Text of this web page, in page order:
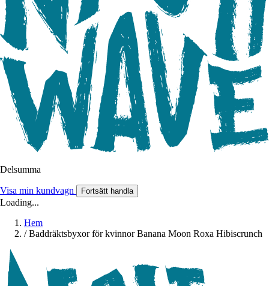
Delsumma
Visa min kundvagn Fortsätt handla
Loading...
Hem
/ Baddräktsbyxor för kvinnor Banana Moon Roxa Hibiscrunch